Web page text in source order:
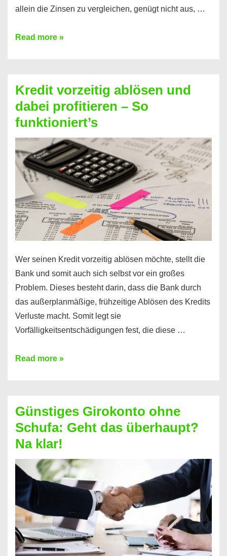
allein die Zinsen zu vergleichen, genügt nicht aus, …
Ganz
Kredit
berechnen
–
Mit
diesen
Regeln!
Read more »
Kredit vorzeitig ablösen und
dabei profitieren – So
funktioniert’s
Wer seinen Kredit vorzeitig ablösen möchte, stellt die
Bank und somit auch sich selbst vor ein großes
Problem. Dieses besteht darin, dass die Bank durch
das außerplanmäßige, frühzeitige Ablösen des Kredits
Verluste macht. Somit legt sie
Vorfälligkeitsentschädigungen fest, die diese …
Kredit
dabei
profitieren
–
So
funktioniert’s
Read more »
Günstiges Girokonto ohne
Schufa: Geht das überhaupt?
Na klar!